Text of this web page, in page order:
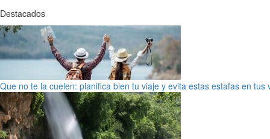
Destacados
Que no te la cuelen: planifica bien tu viaje y evita estas estafas en tus